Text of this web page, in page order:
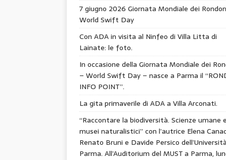
7 giugno 2026 Giornata Mondiale dei
World Swift Day
Con ADA in visita al Ninfeo di Villa Litta di
Lainate: le foto.
In occasione della Giornata Mondiale dei
– World Swift Day – nasce a Parma il
INFO POINT”.
La gita primaverile di ADA a Villa Arconati.
“Raccontare la biodiversità. Scienze umane e
musei naturalistici” con l’autrice Elena
Renato Bruni e Davide Persico
Parma. All’Auditorium del MUST a Parma,